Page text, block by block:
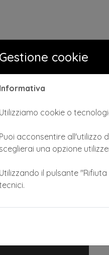
I SALONI
Gestione cookie
Informativa
Utilizziamo cookie o
Puoi acconsentire all'utilizzo
sceglierai una opzione
Utilizzando il pulsante